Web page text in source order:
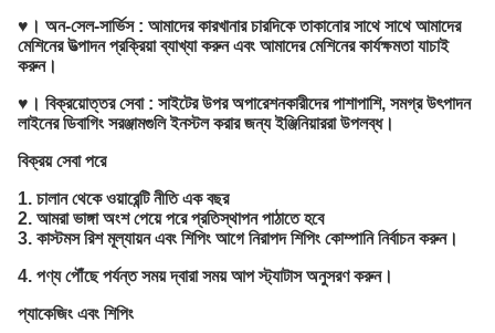
♥। অন-সেল-সার্ভিস: আমাদের কারখানার চারদিকে তাকানোর সাথে সাথে আমাদের
মেশিনের উত্পাদন প্রক্রিয়া ব্যাখ্যা করুন এবং আমাদের মেশিনের কার্যক্ষমতা যাচাই
করুন।
♥। বিক্রয়োত্তর সেবা: সাইটের উপর অপারেশনকারীদের পাশাপাশি, সমগ্র উৎপাদন
লাইনের ডিবাগিং সরঞ্জামগুলি ইনস্টল করার জন্য ইঞ্জিনিয়াররা উপলব্ধ।
বিক্রয় সেবা পরে
1. চালান থেকে ওয়ারেন্টি নীতি এক বছর
2. আমরা ভাঙ্গা অংশ পেয়ে পরে প্রতিস্থাপন পাঠাতে হবে
3. কাস্টমস রিশ মূল্যায়ন এবং শিপিং আগে নিরাপদ শিপিং কোম্পানি নির্বাচন করুন।
4. পণ্য পৌঁছে পর্যন্ত সময় দ্বারা সময় আপ স্ট্যাটাস অনুসরণ করুন।
প্যাকেজিং এবং শিপিং